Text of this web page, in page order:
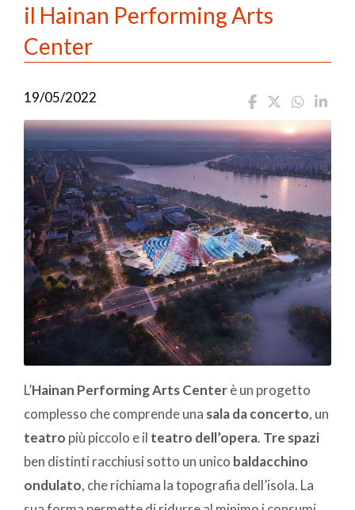
il Hainan Performing Arts
Center
19/05/2022
L’Hainan Performing Arts Centerè un progetto
complesso che comprende una sala da concerto, un
teatro più piccolo e il teatro dell’opera. Tre spazi
ben distinti racchiusi sotto un unico baldacchino
ondulato, che richiama la topografia dell’isola. La